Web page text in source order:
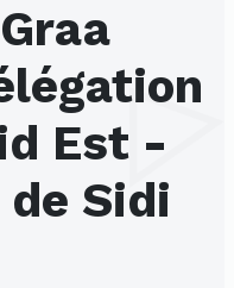
Est -
Sidi